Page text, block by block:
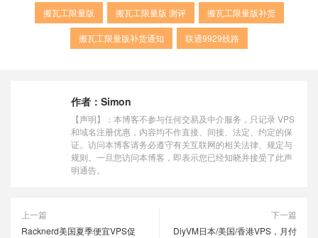
搬瓦工限量版 搬瓦工限量版 测评 搬瓦工限量版补货
搬瓦工限量版补货通知 联通9929线路
作者： Simon
【声明】：本博客不参与任何交易及中介服务，只记录 VPS
和域名注册优惠，内容均不作直接、间接、法定、约定的保
证。访问本博客请务必遵守有关互联网的相关法律、规定与
规则。一旦您访问本博客，即表示您已经知晓并接受了此声
明通告。
上一篇
Racknerd美国夏季便宜VPS促
下一篇
DiyVM日本/美国/香港VPS，月付